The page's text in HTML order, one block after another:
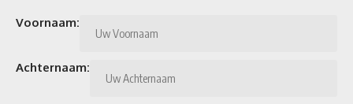
Voornaam:
Achternaam: